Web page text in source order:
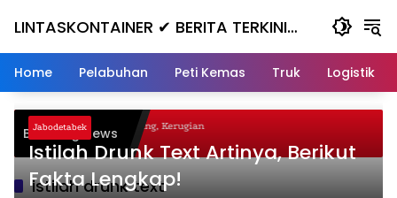
LINTASKONTAINER ✔ BERITA TERKINI
KONTAINER TERBARU HARI INI
Home Pelabuhan Peti Kemas Truk Logistik
Breaking News
Nanjak, Masuk ke Jurang, Kerugian
istilah drunk text
Jabodetabek
Istilah Drunk Text Artinya, Berikut
Fakta Lengkap!